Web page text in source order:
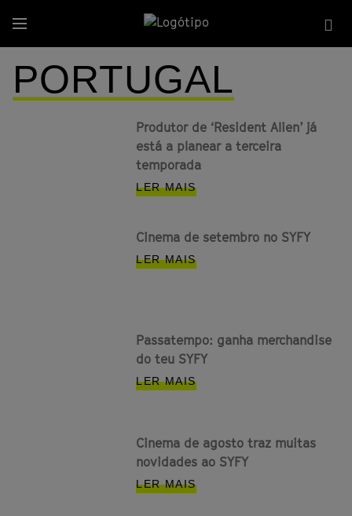
para
o
conteúdo
principal
Menu
PORTUGAL
Produtor de ‘Resident Alien’ já
está a planear a terceira
temporada
LER MAIS
Cinema de setembro no SYFY
LER MAIS
Passatempo: ganha merchandise
do teu SYFY
LER MAIS
Cinema de agosto traz muitas
novidades ao SYFY
LER MAIS